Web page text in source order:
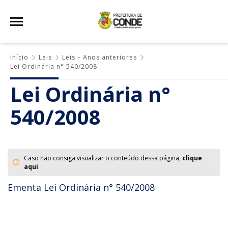
Início Leis
Leis – Anos anteriores
Lei Ordinária n° 540/2008
Lei Ordinária n°
540/2008
Caso não consiga visualizar o conteúdo dessa página, clique
aqui
Ementa Lei Ordinária n° 540/2008